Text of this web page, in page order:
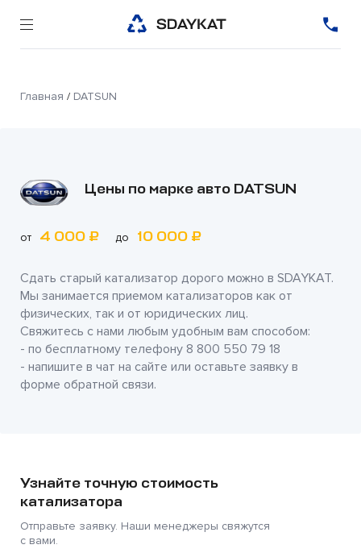
Главная / DATSUN
Цены по марке авто DATSUN
от 4 000 ₽ до 10 000 ₽
Сдать старый катализатор дорого можно в SDAYKAT.
Мы занимается приемом катализаторов как от
физических, так и от юридических лиц.
Свяжитесь с нами любым удобным вам способом:
- по бесплатному телефону 8 800 550 79 18
- напишите в чат на сайте или оставьте заявку в
форме обратной связи.
Узнайте точную стоимость
катализатора
Отправьте заявку. Наши менеджеры свяжутся
с вами.